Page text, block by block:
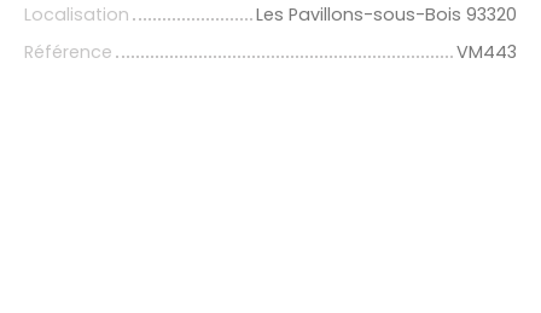
Localisation
Les Pavillons-sous-Bois 93320
Référence
VM443